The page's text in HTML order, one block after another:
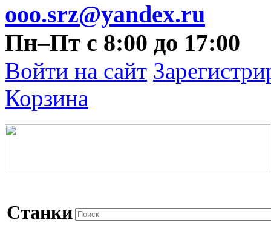
ooo.srz@yandex.ru
Пн–Пт с 8:00 до 17:00
Войти на сайт
Корзина
Станки